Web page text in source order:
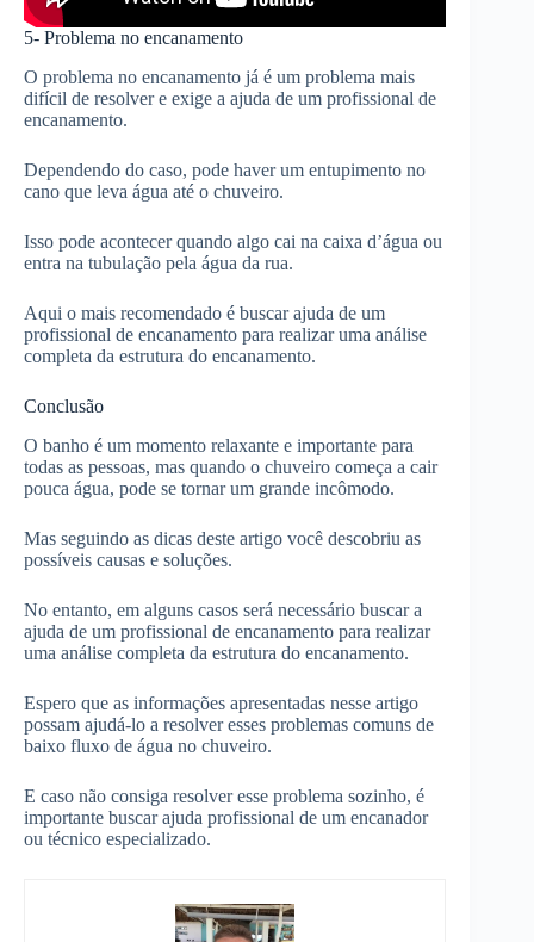
5- Problema no encanamento
O problema no encanamento já é um problema mais
difícil de resolver e exige a ajuda de um profissional de
encanamento.
Dependendo do caso, pode haver um entupimento no
cano que leva água até o chuveiro.
Isso pode acontecer quando algo cai na caixa d’água ou
entra na tubulação pela água da rua.
Aqui o mais recomendado é buscar ajuda de um
profissional de encanamento para realizar uma análise
completa da estrutura do encanamento.
Conclusão
O banho é um momento relaxante e importante para
todas as pessoas, mas quando o chuveiro começa a cair
pouca água, pode se tornar um grande incômodo.
Mas seguindo as dicas deste artigo você descobriu as
possíveis causas e soluções.
No entanto, em alguns casos será necessário buscar a
ajuda de um profissional de encanamento para realizar
uma análise completa da estrutura do encanamento.
Espero que as informações apresentadas nesse artigo
possam ajudá-lo a resolver esses problemas comuns de
baixo fluxo de água no chuveiro.
E caso não consiga resolver esse problema sozinho, é
importante buscar ajuda profissional de um encanador
ou técnico especializado.